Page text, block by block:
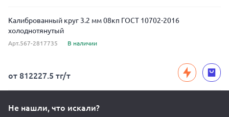
Калиброванный круг 3.2 мм 08кп ГОСТ 10702-2016
холоднотянутый
Арт.567-2817735 В наличии
от 812227.5 тг/т
Не нашли, что искали?